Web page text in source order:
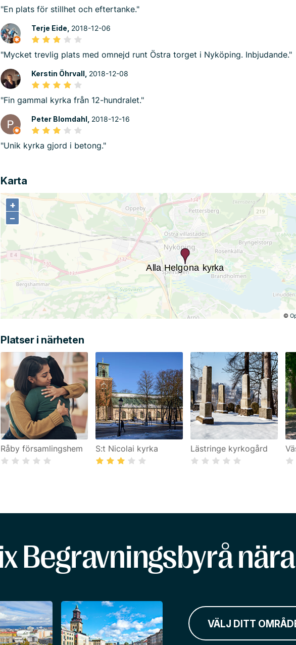
"En plats för stillhet och eftertanke."
Terje Eide, 2018-12-06
"Mycket trevlig plats med omnejd runt Östra torget i Nyköping. Inbjudande."
Kerstin Öhrvall, 2018-12-08
"Fin gammal kyrka från 12-hundralet."
Peter Blomdahl, 2018-12-16
"Unik kyrka gjord i betong."
Karta
+
−
©
+
−
Platser i närheten
Råby församlingshem S:t Nicolai kyrka Lästringe kyrkogård
Begravningsbyrå
VÄLJ DITT